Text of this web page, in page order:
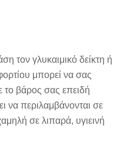
τον γλυκαιμικό δείκτη ή
μπορεί να σας
το βάρος σας επειδή
να περιλαμβάνονται σε
σε λιπαρά, υγιεινή